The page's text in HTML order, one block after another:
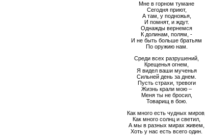
Мне в горном тумане
Сегодня приют,
А там, у подножья,
И помнят, и ждут.
Однажды вернемся
К долинам, полям, -
И не быть больше братьям
По оружию нам.
Среди всех разрушений,
Крещенья огнем,
Я видел ваши мученья
Сильней день за днем.
Пусть страхи, тревоги
Жизнь крали мою –
Меня ты не бросил,
Товарищ в бою.
Как много есть чудных миров,
Как много солнц и светил,
А мы в разных мирах живем,
Хоть у нас есть всего один.